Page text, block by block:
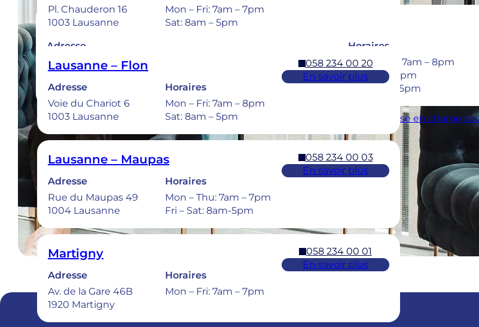
Pl. Chauderon 16
1003 Lausanne
Mon – Fri: 7am – 7pm
Sat: 8am – 5pm
Lausanne – Flon
Adresse
Voie du Chariot 6
1003 Lausanne
Horaires
Mon – Fri: 7am – 8pm
Sat: 8am – 5pm
058 234 00 20
En savoir plus
Lausanne – Maupas
Adresse
Rue du Maupas 49
1004 Lausanne
Horaires
Mon – Thu: 7am – 7pm
Fri – Sat: 8am-5pm
058 234 00 03
En savoir plus
Martigny
Adresse
Av. de la Gare 46B
1920 Martigny
Horaires
Mon – Fri: 7am – 7pm
058 234 00 01
En savoir plus
Bulle
Adresse
Rue de la Sionge 37
1630 Bulle
Horaires
Mon – Thu: 7am – 8pm
Fri: 7am – 6pm
Sat: 8am – 5pm
Urgences dentaires : 7/7j pour une prise en charge